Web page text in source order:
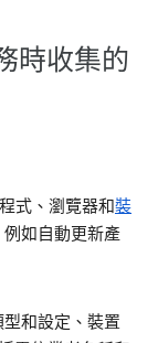
時收集的
式、瀏覽器和裝
如自動更新產
型和設定、裝置